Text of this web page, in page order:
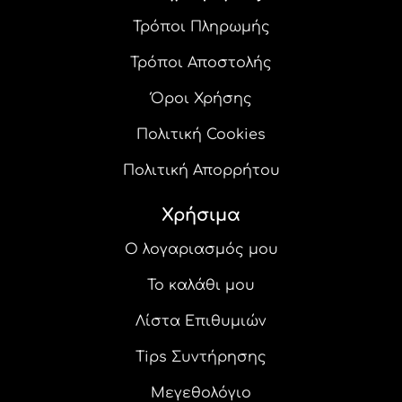
Τρόποι Πληρωμής
Τρόποι Αποστολής
Όροι Χρήσης
Πολιτική Cookies
Πολιτική Απορρήτου
Χρήσιμα
Ο λογαριασμός μου
Το καλάθι μου
Λίστα Επιθυμιών
Tips Συντήρησης
Μεγεθολόγιο